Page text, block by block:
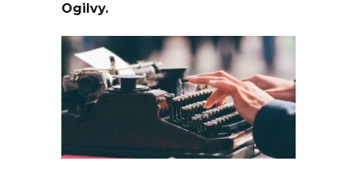
Ogilvy.